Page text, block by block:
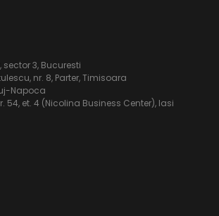
sector 3, Bucuresti
nr. 8, Parter, Timisoara
Napoca
54, et. 4 (Nicolina Business Center), Iasi